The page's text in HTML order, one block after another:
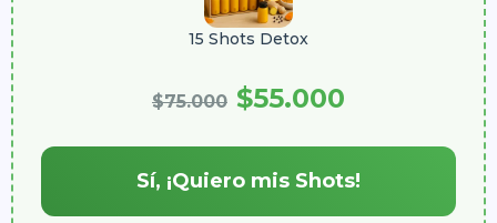
15 Shots Detox
$75.000 $55.000
Sí, ¡Quiero mis Shots!